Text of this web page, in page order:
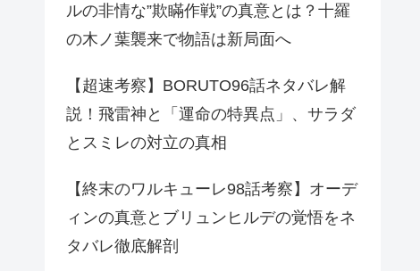
ルの非情な”欺瞞作戦”の真意とは？十羅
の木ノ葉襲来で物語は新局面へ
【超速考察】BORUTO96話ネタバレ解
説！飛雷神と「運命の特異点」、サラダ
とスミレの対立の真相
【終末のワルキューレ98話考察】オーデ
ィンの真意とブリュンヒルデの覚悟をネ
タバレ徹底解剖